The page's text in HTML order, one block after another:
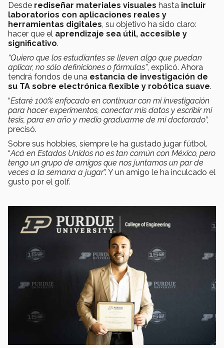
Desde rediseñar materiales visuales hasta incluir
laboratorios con aplicaciones reales y
herramientas digitales, su objetivo ha sido claro:
hacer que el aprendizaje sea útil, accesible y
significativo.
“Quiero que los estudiantes se lleven algo que puedan
aplicar, no sólo definiciones o fórmulas”, explicó. Ahora
tendrá fondos de una estancia de investigación de
su TA sobre electrónica flexible y robótica suave.
“Estaré 100% enfocado en continuar con mi investigación
para hacer experimentos, conectar mis datos y escribir mi
tesis, para en año y medio graduarme de mi doctorado”,
precisó.
Sobre sus hobbies, siempre le ha gustado jugar fútbol.
“Acá en Estados Unidos no es tan común con México, pero
tengo un grupo de amigos que nos juntamos un par de
veces a la semana a jugar”. Y un amigo le ha inculcado el
gusto por el golf.